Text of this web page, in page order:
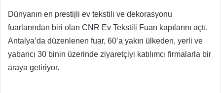
Dünyanın en prestijli ev tekstili ve dekorasyonu
fuarlarından biri olan CNR Ev Tekstili Fuarı kapılarını açtı.
Antalya’da düzenlenen fuar, 60’a yakın ülkeden, yerli ve
yabancı 30 binin üzerinde ziyaretçiyi katılımcı firmalarla bir
araya getiriyor.